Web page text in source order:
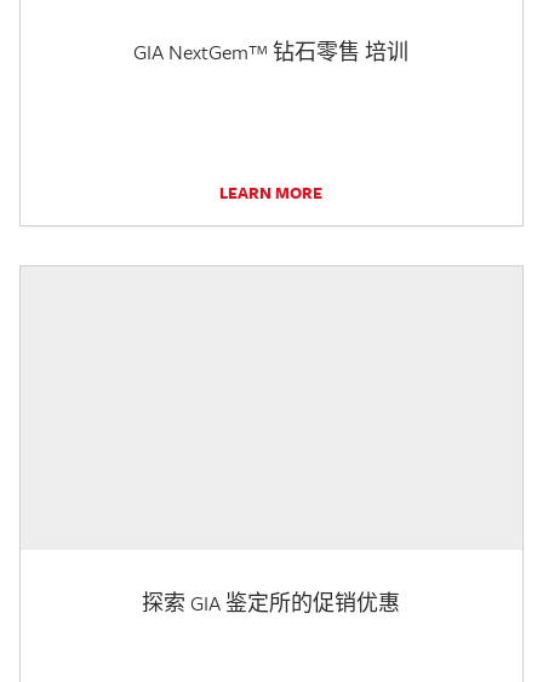
GIA NextGem™ 钻石零售 培训
LEARN MORE
探索 GIA 鉴定所的促销优惠